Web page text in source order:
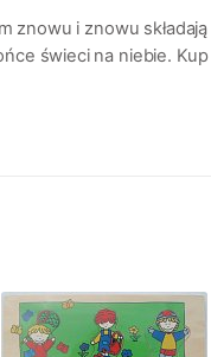
i znowu
świeci na niebie.